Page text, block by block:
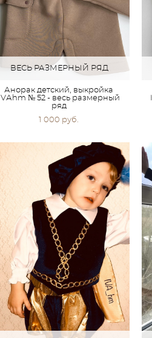
ВЕСЬ РАЗМЕРНЫЙ РЯД
Анорак детский, выкройка
IVАhm № 52 - весь размерный
ряд
1 000 pуб.